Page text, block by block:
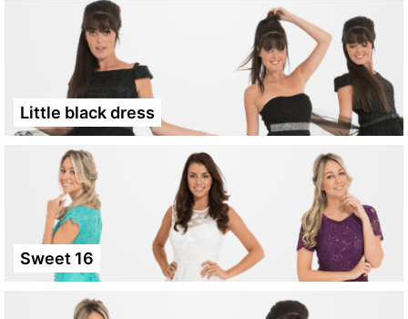
Little black dress
Sweet 16